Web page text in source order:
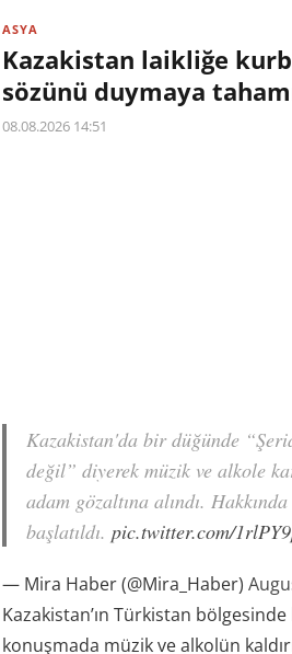
ASYA
Kazakistan laikliğe
sözünü duymaya
08.08.2026 14:51
Kazakistan'da bir düğünde
değil” diyerek müzik ve alkole
adam gözaltına alındı.
başlatıldı.pic.twitter.com/
— Mira Haber (@Mira_Haber)
Kazakistan’ın Türkistan
konuşmada müzik ve alkolün